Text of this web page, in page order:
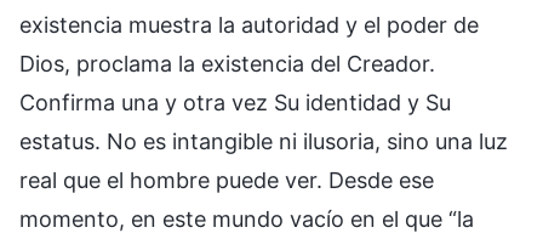
existencia muestra la autoridad y el poder de
Dios, proclama la existencia del Creador.
Confirma una y otra vez Su identidad y Su
estatus. No es intangible ni ilusoria, sino una luz
real que el hombre puede ver. Desde ese
momento, en este mundo vacío en el que “la